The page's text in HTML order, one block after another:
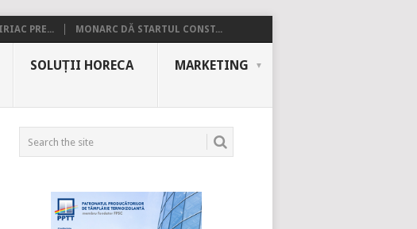
PRE... MONARC DĂ STARTUL CONST...
SOLUȚII HORECA MARKETING